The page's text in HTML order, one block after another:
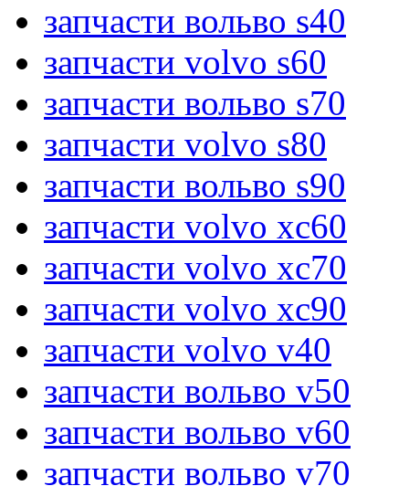
запчасти вольво s40
запчасти volvo s60
запчасти вольво s70
запчасти volvo s80
запчасти вольво s90
запчасти volvo xc60
запчасти volvo xc70
запчасти volvo xc90
запчасти volvo v40
запчасти вольво v50
запчасти вольво v60
запчасти вольво v70